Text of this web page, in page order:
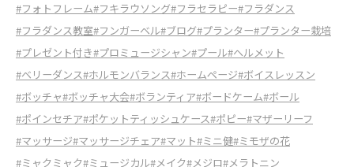
#フォトフレーム#フキラウソング#フラセラピー#フラダンス
#フラダンス教室#フンガーベル#ブログ#プランター#プランター栽培
#プレゼント付き#プロミュージシャン#プール#ヘルメット
#ベリーダンス#ホルモンバランス#ホームページ#ボイスレッスン
#ボッチャ#ボッチャ大会#ボランティア#ボードケーム#ボール
#ポインセチア#ポケットティッシュケース#ポピー#マザーリーフ
#マッサージ#マッサージチェア#マット#ミニ健#ミモザの花
#ミャクミャク#ミュージカル#メイク#メジロ#メラトニン